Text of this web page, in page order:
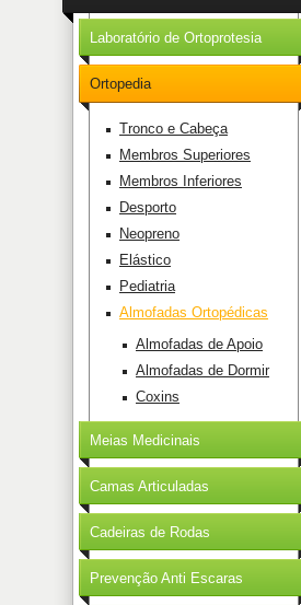
Laboratório de Ortoprotesia
Ortopedia
Tronco e Cabeça
Membros Superiores
Membros Inferiores
Desporto
Neopreno
Elástico
Pediatria
Almofadas Ortopédicas
Almofadas de Apoio
Almofadas de Dormir
Coxins
Meias Medicinais
Camas Articuladas
Cadeiras de Rodas
Prevenção Anti Escaras